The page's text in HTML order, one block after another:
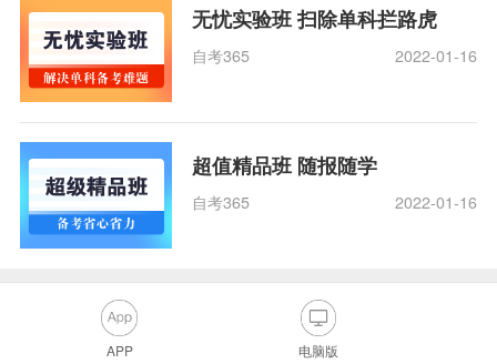
无忧实验班 扫除单科拦路虎
自考365 2022-01-16
超值精品班 随报随学
自考365 2022-01-16
APP 电脑版